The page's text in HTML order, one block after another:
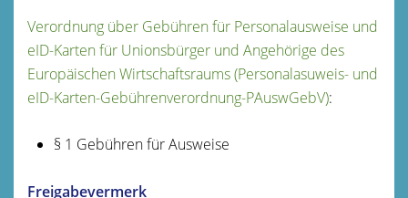
Verordnung über Gebühren für Personalausweise und
eID-Karten für Unionsbürger und Angehörige des
Europäischen Wirtschaftsraums (Personalasuweis- und
eID-Karten-Gebührenverordnung-PAuswGebV):
§ 1 Gebühren für Ausweise
Freigabevermerk